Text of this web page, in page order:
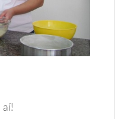
aí!